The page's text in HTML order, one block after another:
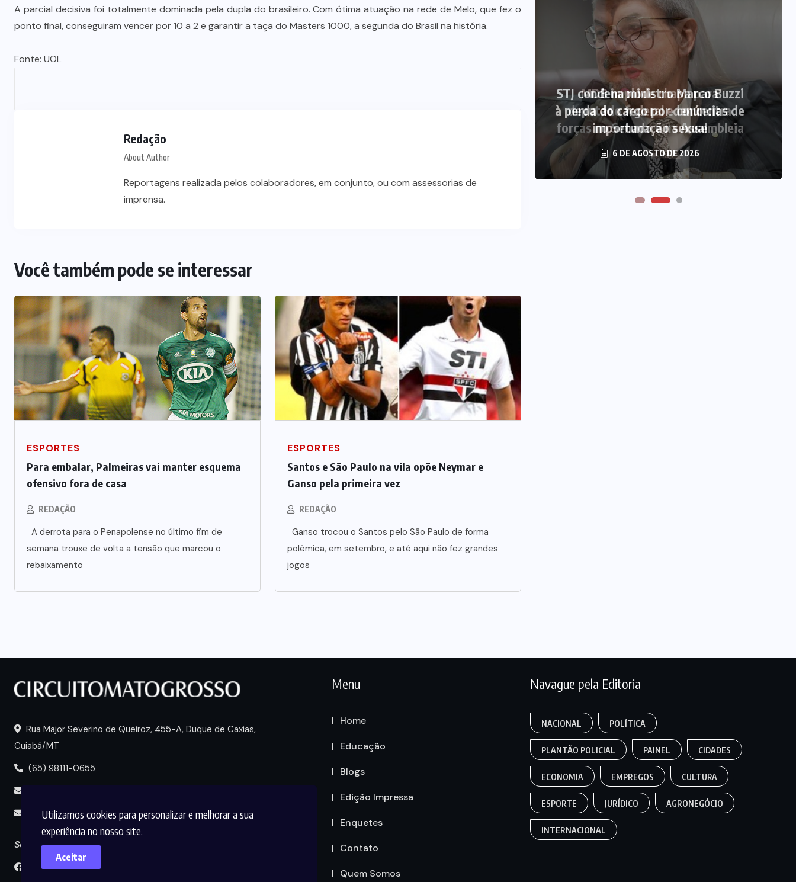
Utilizamos cookies para personalizar e melhorar a sua
experiência no nosso site.
Aceitar
A parcial decisiva foi totalmente dominada pela dupla do brasileiro. Com ótima atuação na rede de Melo, que fez o
ponto final, conseguiram vencer por 10 a 2 e garantir a taça do Masters 1000, a segunda do Brasil na história.
Fonte: UOL
Redação
About Author
Reportagens realizada pelos colaboradores, em conjunto, ou com assessorias de
imprensa.
Você também pode se interessar
ESPORTES
Para embalar, Palmeiras vai manter esquema
ofensivo fora de casa
REDAÇÃO
A derrota para o Penapolense no último fim de
semana trouxe de volta a tensão que marcou o
rebaixamento
ESPORTES
Santos e São Paulo na vila opõe Neymar e
Ganso pela primeira vez
REDAÇÃO
Ganso trocou o Santos pelo São Paulo de forma
polêmica, em setembro, e até aqui não fez grandes
jogos
úteis de alimentação em Mato
6 DE AGOSTO DE 2026
à perda do cargo por denúncias de
MDB implode chapa para
deputado federal e concentra
forças no Senado e na Assembleia
6 DE AGOSTO DE 2026
Rua Major Severino de Queiroz, 455-A, Duque de Caxias,
Cuiabá/MT
(65) 98111-0655
midia@circuitomt.com.br
Seguir
Menu
Home
Educação
Blogs
Edição Impressa
Enquetes
Contato
Quem Somos
Navague pela Editoria
NACIONAL POLÍTICA
PLANTÃO POLICIAL PAINEL CIDADES
ECONOMIA EMPREGOS CULTURA
ESPORTE JURÍDICO AGRONEGÓCIO
INTERNACIONAL